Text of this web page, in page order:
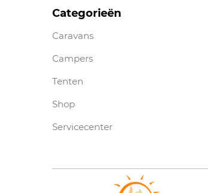
Categorieën
Caravans
Campers
Tenten
Shop
Servicecenter